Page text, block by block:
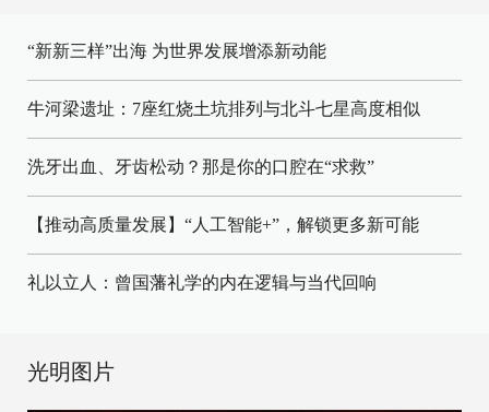
“新新三样”出海 为世界发展增添新动能
牛河梁遗址：7座红烧土坑排列与北斗七星高度相似
洗牙出血、牙齿松动？那是你的口腔在“求救”
【推动高质量发展】“人工智能+”，解锁更多新可能
礼以立人：曾国藩礼学的内在逻辑与当代回响
光明图片